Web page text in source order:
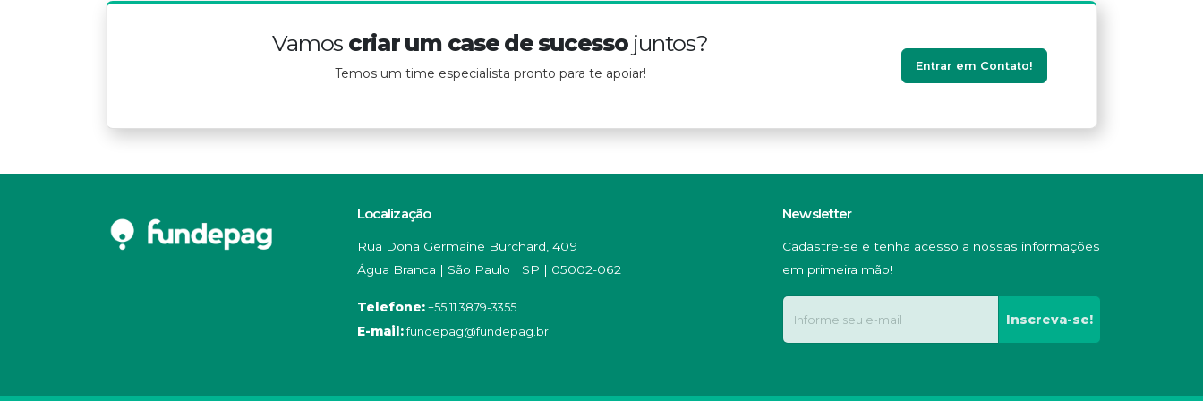
Vamos criar um case de sucessojuntos?
Temos um time especialista pronto para te apoiar! Entrar em Contato!
Localização
Rua Dona Germaine Burchard, 409
Água Branca | São Paulo | SP | 05002-062
Telefone: +55 11 3879-3355
E-mail:fundepag@fundepag.br
Newsletter
Cadastre-se e tenha acesso a nossas informações
em primeira mão!
Inscreva-se!